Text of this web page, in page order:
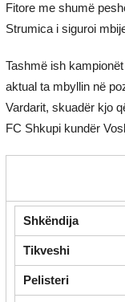
Fitore me shumë
Strumica i siguroi
Tashmë ish
aktual ta mbyllin në
Vardarit, skuadër kjo
FC Shkupi kundër
Shkëndija
Tikveshi
Pelisteri